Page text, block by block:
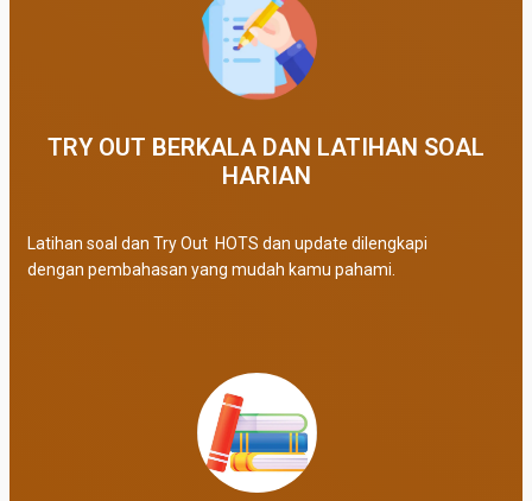
TRY OUT BERKALA DAN LATIHAN SOAL
HARIAN
Latihan soal dan Try Out HOTS dan update dilengkapi
dengan pembahasan yang mudah kamu pahami.